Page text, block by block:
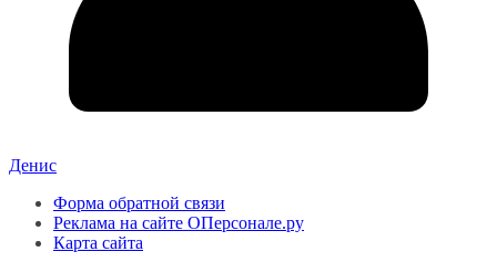
Денис
Форма обратной связи
Реклама на сайте ОПерсонале.ру
Карта сайта